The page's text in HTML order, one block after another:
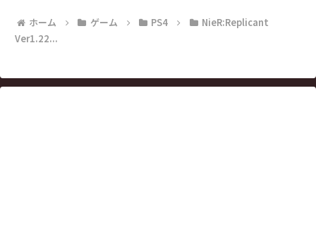
ホーム ゲーム PS4
NieR:Replicant
Ver1.22...